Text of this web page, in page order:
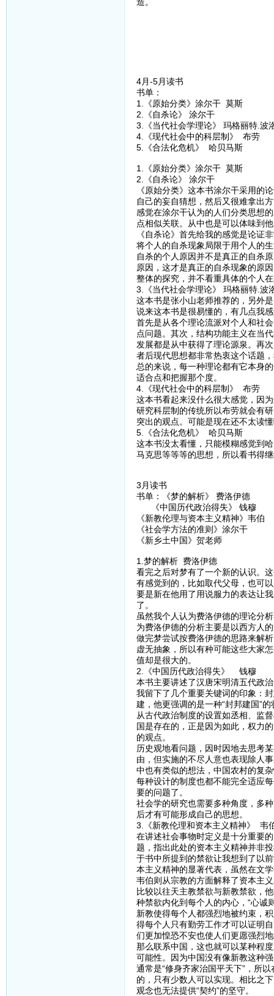
4月-5月读书
书单：
1.《原始分类》涂尔干 莫斯
2.《自杀论》 涂尔干
3.《当代社会学理论》 玛格丽特.波
4.《现代社会中的科层制》 布劳
5.《合法化危机》 哈贝马斯
1.《原始分类》涂尔干 莫斯
2.《自杀论》 涂尔干
《原始分类》这本书涂尔干采用的
自己的妄自猜想，然后又很难拿出
感觉在涂尔干认为的人们分类思想
点相似关联。从中也是可以体味到
《自杀论》首先给我的感觉是论证
将个人的自杀现象局限于用个人的
自杀的个人原因并不是真正的自杀
原因，这才是真正的自杀现象的原
整体的探究，并不看重具体的个人
3.《当代社会学理论》 玛格丽特.波
这本书是张小山老师推荐的，另外
说来这本书是很易懂的，有几点我
首先是从各个理论流派对个人和社
点问题。其次，结构功能主义在当
发展都是从中获得了理论源泉。再
者后现代思想都非常热衷这个话题
总的来说，每一种理论都有它本身
适合点和把握那个度。
4.《现代社会中的科层制》 布劳
这本书看起来没什么很大感觉，因
研究科层制的传统所以布劳就会有
突出的观点。可能是现在还不太读
5.《合法化危机》 哈贝马斯
这本书没太看懂，只能模糊感觉到
马克思等等等的思想，所以看书得
3月读书
书单：《梦的解析》 费洛伊德
《中国历代政治得失》 钱穆
《新教伦理与资本主义精神》韦伯
《社会学方法的准则》涂尔干
《新乡土中国》贺老师
1.梦的解析 费洛伊德
看完之后对梦有了一个新的认识。
有感觉到的，比如取代父母，也可
要是新在他用了用说服力的表达让
了。
虽然我个人认为费洛伊德的理论分
为费洛伊德的分析主要是以西方人
做完梦尝试按费洛伊德的思路来解
虚无抽象，所以有种可能这些大家
值却是很大的。
2.《中国历代政治得失》 钱穆
本书主要讲述了汉唐宋明清五代政
我留下了几个重要关键词的印象：
建，他更强调的是一种“封邦建国”
从古代政治制度的设置如丞相、监
国是存在的，正是因为如此，权力
的观点。
历史观地看问题，因时因地去思考
由，但实施的不尽人意也表现除人
中也有类似的想法，中国农村的复
每种设计的制度也都不能完全适应
要的问题了。
社会学的研究也需要多种角度，多
后才有可能形成自己的思想。
3.《新教伦理和资本主义精神》 韦
在讲述社会事物时定义是十分重要
题，指出此处的资本主义精神并非
于书中所提到的禁欲让我想到了以
本主义精神的显著代表，虽然在文
韦伯则从宗教的方面解释了资本主
比较以往天主教禁欲与新教禁欲，
种禁欲内化到每个人的内心，“心诚
新教使得每个人都强烈地被约束，
得每个人只有勤劳工作才可以证明
们更加惶恐不安也使人们更愿强烈
那么联系中国，这也就可以某种程
可能性。因为中国没有像新教这种
通常是“修身齐家治国平天下”，所
的，只有少数人可以实现。相比之
观念也无法提供“契约”的坚守。